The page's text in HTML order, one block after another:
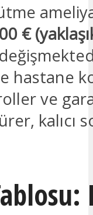
€
hastane
ve
kalıcı